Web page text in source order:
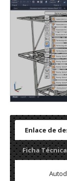
Enlace de
Ficha Técnica